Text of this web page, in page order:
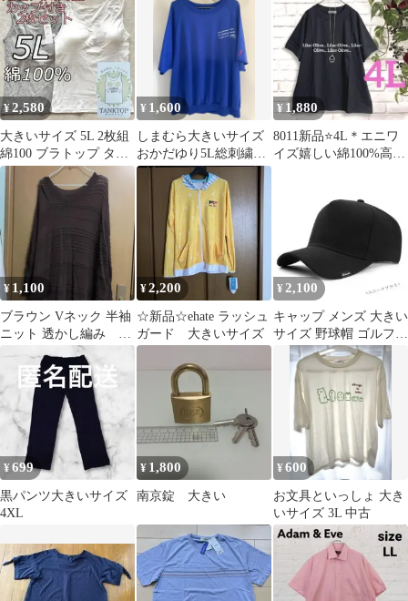
ツ
¥2,580
大きいサイズ 5L 2枚組
綿100 ブラトップ タン
クトップ カップ付き
¥ 1,600
しまむら大きいサイズ
おかだゆり5L総刺繍プ
ルオーバー
¥ 1,880
8011新品⭐️4L＊エニワ
イズ嬉しい綿100%高見
¥ 1,100
ブラウン Vネック 半袖
ニット 透かし編み 大
きいサイズ 10L
¥2,200
☆新品☆ehate ラッシュ
ガード 大きいサイズ
¥ 2,100
キャップ メンズ 大きい
サイズ 野球帽 ゴルフ帽
¥699
黒パンツ大きいサイズ
4XL
¥ 1,800
南京錠 大きい
¥600
お文具といっしょ 大き
いサイズ 3L 中古